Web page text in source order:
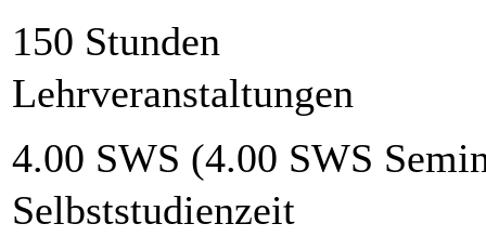
150 Stunden
Lehrveranstaltungen
4.00 SWS (4.00 SWS
Selbststudienzeit